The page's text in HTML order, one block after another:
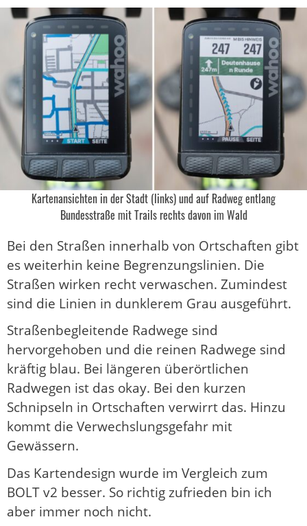
Kartenansichten in der Stadt (links) und auf Radweg entlang
Bundesstraße mit Trails rechts davon im Wald
Bei den Straßen innerhalb von Ortschaften gibt
es weiterhin keine Begrenzungslinien. Die
Straßen wirken recht verwaschen. Zumindest
sind die Linien in dunklerem Grau ausgeführt.
Straßenbegleitende Radwege sind
hervorgehoben und die reinen Radwege sind
kräftig blau. Bei längeren überörtlichen
Radwegen ist das okay. Bei den kurzen
Schnipseln in Ortschaften verwirrt das. Hinzu
kommt die Verwechslungsgefahr mit
Gewässern.
Das Kartendesign wurde im Vergleich zum
BOLT v2 besser. So richtig zufrieden bin ich
aber immer noch nicht.